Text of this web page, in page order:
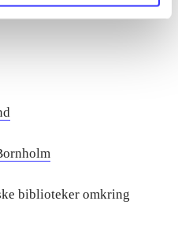
biblioteker omkring